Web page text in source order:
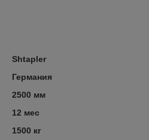
Shtapler
Германия
2500 мм
12 мес
1500 кг